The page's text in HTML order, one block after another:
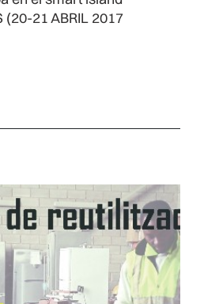
(20-21 ABRIL 2017